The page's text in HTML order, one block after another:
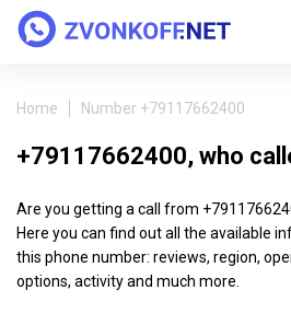
Home Number +79117662400
+79117662400, who
Are you getting a call from
Here you can find out all the available
this phone number: reviews, region,
options, activity and much more.